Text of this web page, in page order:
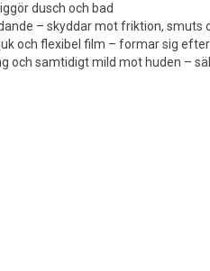
dusch och bad
– skyddar mot friktion, smuts
och flexibel film – formar sig
och samtidigt mild mot huden –